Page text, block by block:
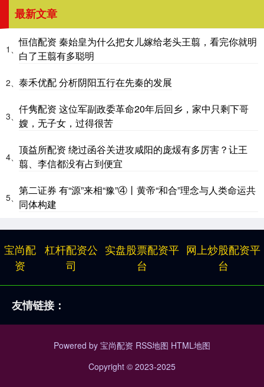
最新文章
1、
恒信配资 秦始皇为什么把女儿嫁给老头王翦，看完你就明
白了王翦有多聪明
2、 泰禾优配 分析阴阳五行在先秦的发展
3、
仟隽配资 这位军副政委革命20年后回乡，家中只剩下哥
嫂，无子女，过得很苦
4、
顶益所配资 绕过函谷关进攻咸阳的庞煖有多厉害？让王
翦、李信都没有占到便宜
5、
第二证券 有“源”来相“豫”④丨黄帝“和合”理念与人类命运共
同体构建
宝尚配
资
杠杆配资公
司
实盘股票配资平
台
网上炒股配资平
台
友情链接：
Powered by 宝尚配资 RSS地图 HTML地图
Copyright © 2023-2025